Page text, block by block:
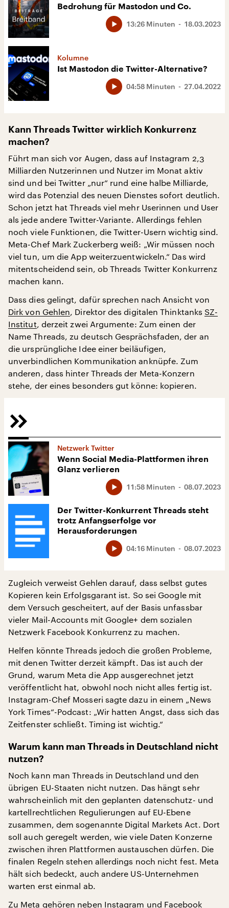
Bedrohung für Mastodon und Co.
18.03.2023
13:26 Minuten
Kolumne
Ist Mastodon die Twitter-Alternative?
27.04.2022
04:58 Minuten
Kann Threads Twitter wirklich Konkurrenz
machen?
Führt man sich vor Augen, dass auf Instagram 2,3
Milliarden Nutzerinnen und Nutzer im Monat aktiv
sind und bei Twitter „nur“ rund eine halbe Milliarde,
wird das Potenzial des neuen Dienstes sofort deutlich.
Schon jetzt hat Threads viel mehr Userinnen und User
als jede andere Twitter-Variante. Allerdings fehlen
noch viele Funktionen, die Twitter-Usern wichtig sind.
Meta-Chef Mark Zuckerberg weiß: „Wir müssen noch
viel tun, um die App weiterzuentwickeln.“ Das wird
mitentscheidend sein, ob Threads Twitter Konkurrenz
machen kann.
Dass dies gelingt, dafür sprechen nach Ansicht von
Dirk von Gehlen , Direktor des digitalen Thinktanks SZ-
Institut , derzeit zwei Argumente: Zum einen der
Name Threads, zu deutsch Gesprächsfaden, der an
die ursprüngliche Idee einer beiläufigen,
unverbindlichen Kommunikation anknüpfe. Zum
anderen, dass hinter Threads der Meta-Konzern
stehe, der eines besonders gut könne: kopieren.
Netzwerk Twitter
Wenn Social Media-Plattformen ihren
Glanz verlieren
08.07.2023
11:58 Minuten
Der Twitter-Konkurrent Threads steht
trotz Anfangserfolge vor
Herausforderungen
08.07.2023
04:16 Minuten
Zugleich verweist Gehlen darauf, dass selbst gutes
Kopieren kein Erfolgsgarant ist. So sei Google mit
dem Versuch gescheitert, auf der Basis unfassbar
vieler Mail-Accounts mit Google+ dem sozialen
Netzwerk Facebook Konkurrenz zu machen.
Helfen könnte Threads jedoch die großen Probleme,
mit denen Twitter derzeit kämpft. Das ist auch der
Grund, warum Meta die App ausgerechnet jetzt
veröffentlicht hat, obwohl noch nicht alles fertig ist.
Instagram-Chef Mosseri sagte dazu in einem „News
York Times“-Podcast: „Wir hatten Angst, dass sich das
Zeitfenster schließt. Timing ist wichtig.“
Warum kann man Threads in Deutschland nicht
nutzen?
Noch kann man Threads in Deutschland und den
übrigen EU-Staaten nicht nutzen. Das hängt sehr
wahrscheinlich mit den geplanten datenschutz- und
kartellrechtlichen Regulierungen auf EU-Ebene
zusammen, dem sogenannte Digital Markets Act. Dort
soll auch geregelt werden, wie viele Daten Konzerne
zwischen ihren Plattformen austauschen dürfen. Die
finalen Regeln stehen allerdings noch nicht fest. Meta
hält sich bedeckt, auch andere US-Unternehmen
warten erst einmal ab.
Zu Meta gehören neben Instagram und Facebook